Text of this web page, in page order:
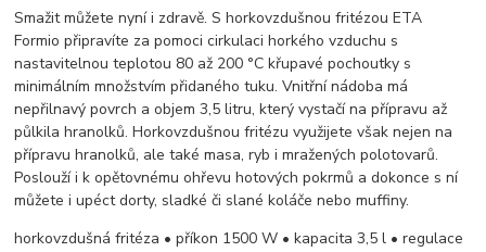
Smažit můžete nyní i zdravě. S horkovzdušnou fritézou ETA
Formio připravíte za pomoci cirkulaci horkého vzduchu s
nastavitelnou teplotou 80 až 200 °C křupavé pochoutky s
minimálním množstvím přidaného tuku. Vnitřní nádoba má
nepřilnavý povrch a objem 3,5 litru, který vystačí na přípravu až
půlkila hranolků. Horkovzdušnou fritézu využijete však nejen na
přípravu hranolků, ale také masa, ryb i mražených polotovarů.
Poslouží i k opětovnému ohřevu hotových pokrmů a dokonce s ní
můžete i upéct dorty, sladké či slané koláče nebo muffiny.
horkovzdušná fritéza • příkon 1500 W • kapacita 3,5 l • regulace